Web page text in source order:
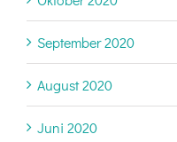
September 2020
August 2020
Juni 2020